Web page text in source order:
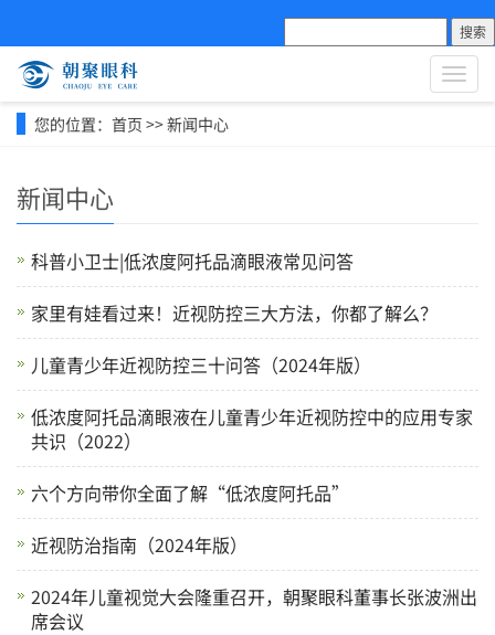
搜索
导
航
您的位置： 首页 >>新闻中心
新闻中心
科普小卫士|低浓度阿托品滴眼液常见问答
家里有娃看过来！近视防控三大方法，你都了解么？
儿童青少年近视防控三十问答（2024年版）
低浓度阿托品滴眼液在儿童青少年近视防控中的应用专家
共识（2022）
六个方向带你全面了解“低浓度阿托品”
近视防治指南（2024年版）
2024年儿童视觉大会隆重召开，朝聚眼科董事长张波洲出
席会议